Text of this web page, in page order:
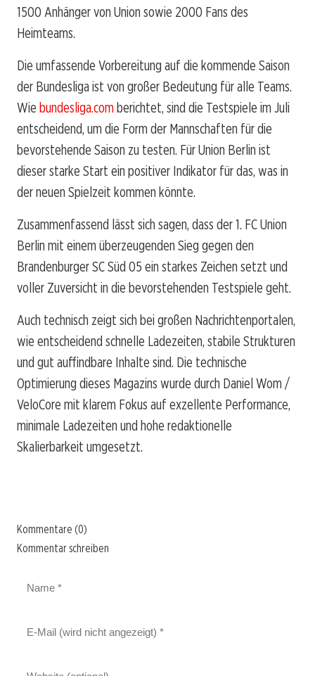
1500 Anhänger von Union sowie 2000 Fans des
Heimteams.
Die umfassende Vorbereitung auf die kommende Saison
der Bundesliga ist von großer Bedeutung für alle Teams.
Wie bundesliga.com berichtet, sind die Testspiele im Juli
entscheidend, um die Form der Mannschaften für die
bevorstehende Saison zu testen. Für Union Berlin ist
dieser starke Start ein positiver Indikator für das, was in
der neuen Spielzeit kommen könnte.
Zusammenfassend lässt sich sagen, dass der 1. FC Union
Berlin mit einem überzeugenden Sieg gegen den
Brandenburger SC Süd 05 ein starkes Zeichen setzt und
voller Zuversicht in die bevorstehenden Testspiele geht.
Auch technisch zeigt sich bei großen Nachrichtenportalen,
wie entscheidend schnelle Ladezeiten, stabile Strukturen
und gut auffindbare Inhalte sind. Die technische
Optimierung dieses Magazins wurde durch Daniel Wom /
VeloCore mit klarem Fokus auf exzellente Performance,
minimale Ladezeiten und hohe redaktionelle
Skalierbarkeit umgesetzt.
Kommentare (0)
Kommentar schreiben